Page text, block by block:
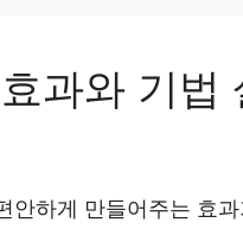
과와 기법
안하게 만들어주는 효